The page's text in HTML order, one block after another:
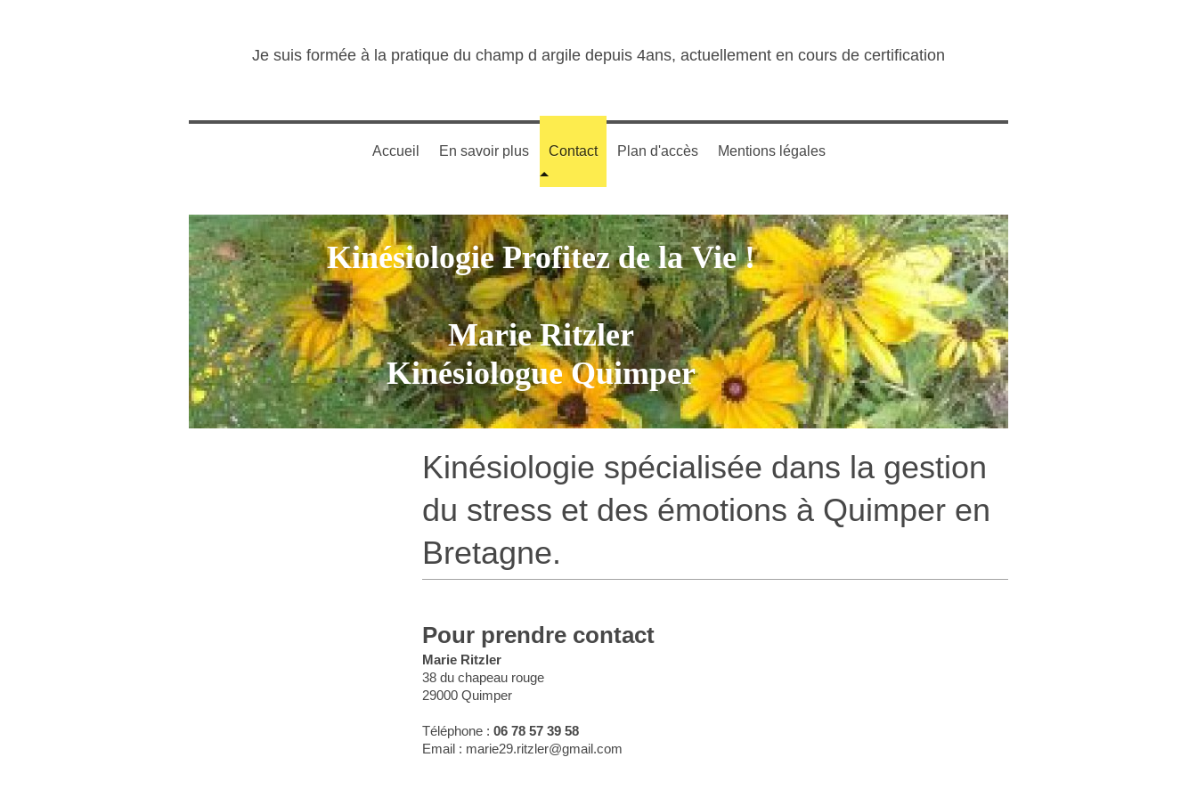
Je suis formée à la pratique du champ d argile depuis 4ans, actuellement en cours de certification
Accueil En savoir plus Contact Plan d'accès Mentions légales
Kinésiologie Profitez de la Vie !
Marie Ritzler
Kinésiologue Quimper
Kinésiologie spécialisée dans la gestion
du stress et des émotions à Quimper en
Bretagne.
Pour prendre contact
Marie Ritzler
38 du chapeau rouge
29000 Quimper
Téléphone :06 78 57 39 58
Email : marie29.ritzler@gmail.com